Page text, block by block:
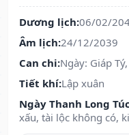
Dương lịch:06/02/
Âm lịch:24/12/2039
Can chi:Ngày: Giáp
Tiết khí:Lập xuân
Ngày Thanh Long
xấu, tài lộc không có,